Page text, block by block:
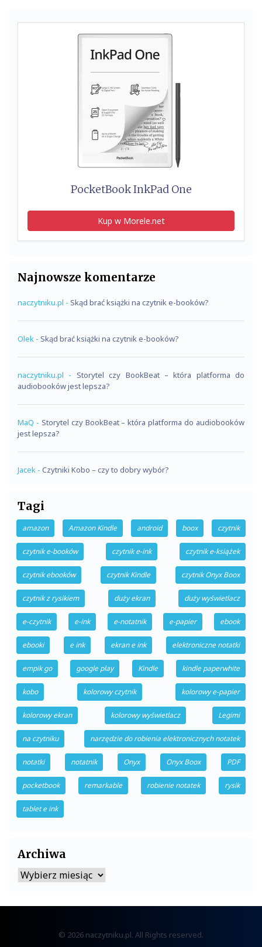
PocketBook InkPad One
Kup w Morele.net
Najnowsze komentarze
naczytniku.pl - Skąd brać książki na czytnik e-booków?
Olek - Skąd brać książki na czytnik e-booków?
naczytniku.pl - Storytel czy BookBeat – która platforma do
audiobooków jest lepsza?
MaQ - Storytel czy BookBeat – która platforma do audiobooków
jest lepsza?
Jacek - Czytniki Kobo – czy to dobry wybór?
Tagi
amazon Amazon Kindle android boox czytnik
czytnik e-booków czytnik e-ink czytnik e-książek
czytnik ebooków czytnik Kindle czytnik Onyx Boox
czytnik z rysikiem duży ekran duży wyświetlacz
e-czytnik e-ink e-notatnik e-papier ebook
ebooki e ink ekran e ink elektroniczne notatki
empik go google play Kindle kindle paperwhite
kobo kolorowy czytnik kolorowy e-papier
kolorowy ekran kolorowy wyświetlacz Legimi
na czytniku narzędzie do robienia elektronicznych notatek
notatki notatnik Onyx Onyx Boox PDF
pocketbook remarkable robienie notatek rysik
tablet e ink
Archiwa
Archiwa
© 2026 naczytniku.pl. All Rights reserved.